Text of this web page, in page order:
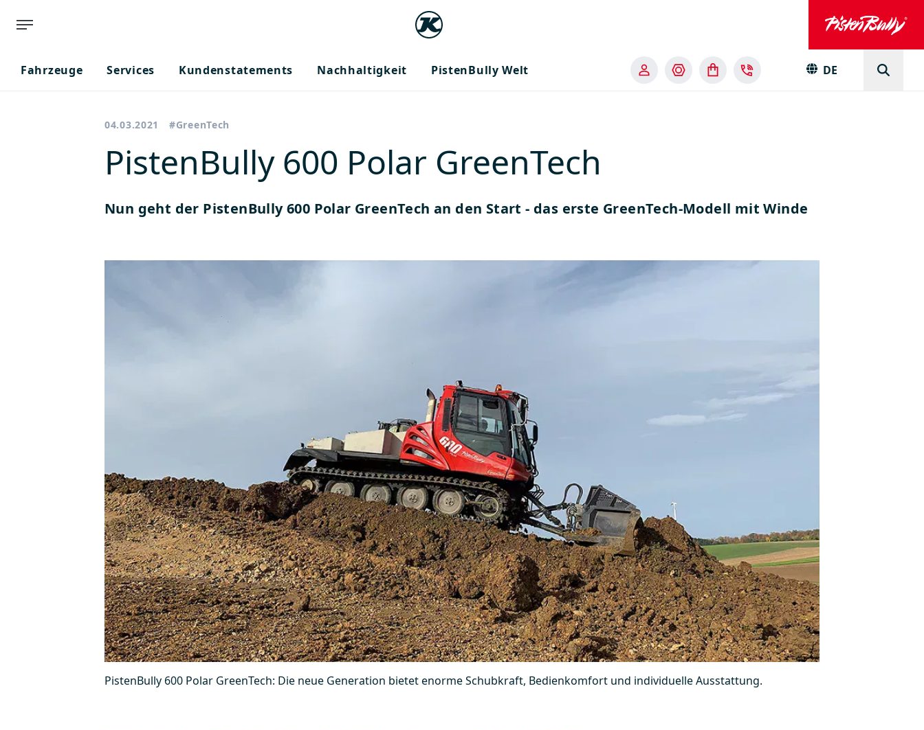
Fahrzeuge Services Kundenstatements Nachhaltigkeit PistenBully Welt DE
04.03.2021 #GreenTech
PistenBully 600 Polar GreenTech
Nun geht der PistenBully 600 Polar GreenTech an den Start - das erste GreenTech-Modell mit Winde
PistenBully 600 Polar GreenTech: Die neue Generation bietet enorme Schubkraft, Bedienkomfort und individuelle Ausstattung.